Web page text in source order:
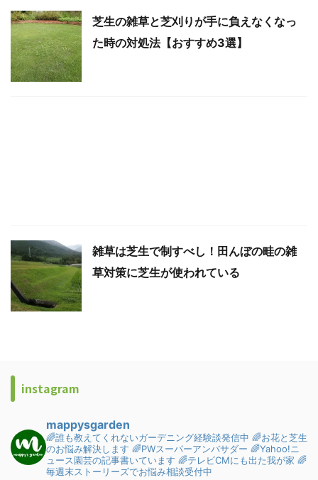
芝生の雑草と芝刈りが手に負えなくなっ
た時の対処法【おすすめ3選】
雑草は芝生で制すべし！田んぼの畦の雑
草対策に芝生が使われている
instagram
mappysgarden
🌈誰も教えてくれないガーデニング経験談発信中 🌈お花と芝生
のお悩み解決します 🌈PWスーパーアンバサダー 🌈Yahoo!ニ
ュース園芸の記事書いています 🌈テレビCMにも出た我が家 🌈
毎週末ストーリーズでお悩み相談受付中